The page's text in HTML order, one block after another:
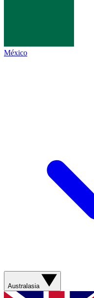
México
Australasia